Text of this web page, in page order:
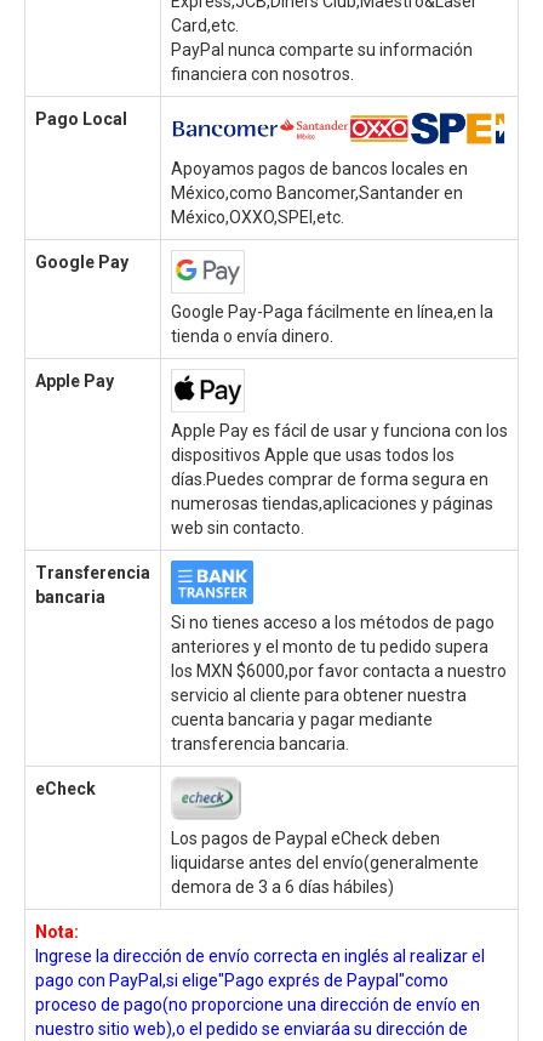
Card,etc.
PayPal nunca comparte su información
financiera con nosotros.
Pago Local
Apoyamos pagos de bancos locales en
México,como Bancomer,Santander en
México,OXXO,SPEI,etc.
Google Pay
Google Pay-Paga fácilmente en línea,en la
tienda o envía dinero.
Apple Pay
Apple Pay es fácil de usar y funciona con los
dispositivos Apple que usas todos los
días.Puedes comprar de forma segura en
numerosas tiendas,aplicaciones y páginas
web sin contacto.
Transferencia
bancaria
Si no tienes acceso a los métodos de pago
anteriores y el monto de tu pedido supera
los MXN $6000,por favor contacta a nuestro
servicio al cliente para obtener nuestra
cuenta bancaria y pagar mediante
transferencia bancaria.
eCheck
Los pagos de Paypal eCheck deben
liquidarse antes del envío(generalmente
demora de 3 a 6 días hábiles)
Nota:
Ingrese la dirección de envío correcta en inglés al realizar el
pago con PayPal,si elige"Pago exprés de Paypal"como
proceso de pago(no proporcione una dirección de envío en
nuestro sitio web),o el pedido se enviaráa su dirección de